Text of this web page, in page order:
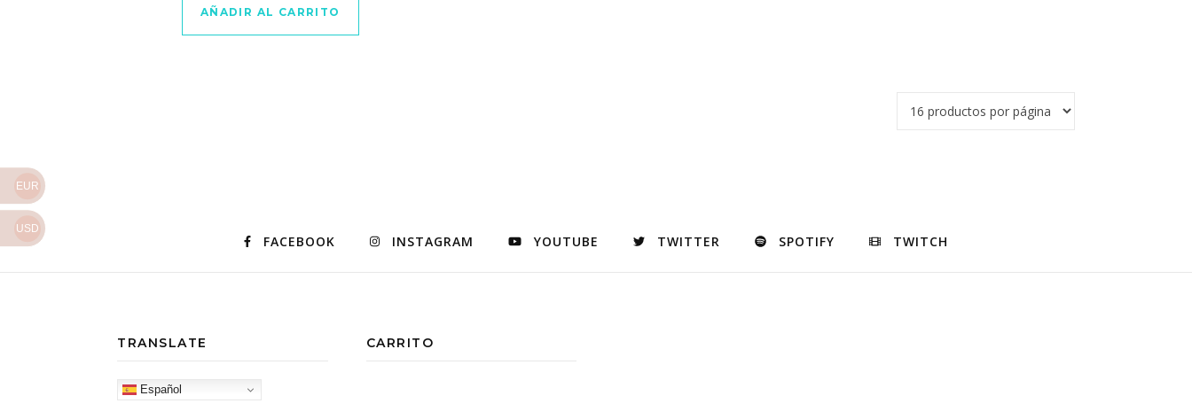
AÑADIR AL CARRITO
FACEBOOK INSTAGRAM YOUTUBE TWITTER SPOTIFY TWITCH
TRANSLATE
Español
CARRITO
EUR
USD